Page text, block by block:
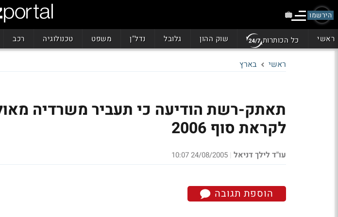
הירשמו
ראשי כל הכותרות שוק ההון גלובל נדל"ן משפט טכנולוגיה רכב
ראשי בארץ
תאתק-רשת הודיעה כי תעביר משרדיה
לקראת סוף 2006
עו"ד לילך דניאל |
24/08/2005 10:07
הוספת תגובה